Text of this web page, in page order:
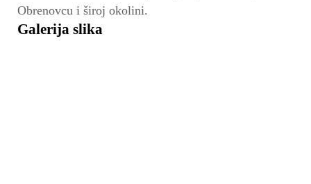
Obrenovcu i široj okolini.
Galerija slika